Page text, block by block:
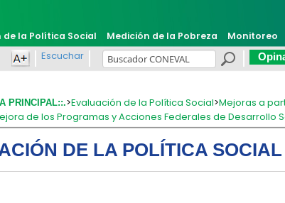
de la Política Social Medición de la Pobreza Monitoreo
Escuchar
PRINCIPAL::.>Evaluación de la Política Social>Mejoras a
de los Programas y Acciones Federales de Desarrollo
DE LA POLÍTICA SOCIAL